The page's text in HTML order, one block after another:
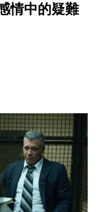
情中的疑難